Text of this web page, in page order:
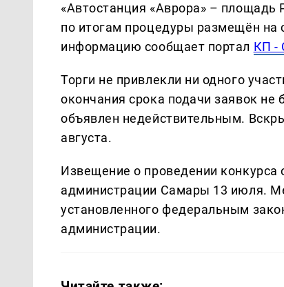
«Автостанция «Аврора» –
по итогам процедуры размещён на
информацию сообщает портал КП -
Торги не привлекли ни одного
окончания срока подачи заявок не
объявлен недействительным.
августа.
Извещение о проведении конкурса
администрации Самары 13 июля.
установленного федеральным
администрации.